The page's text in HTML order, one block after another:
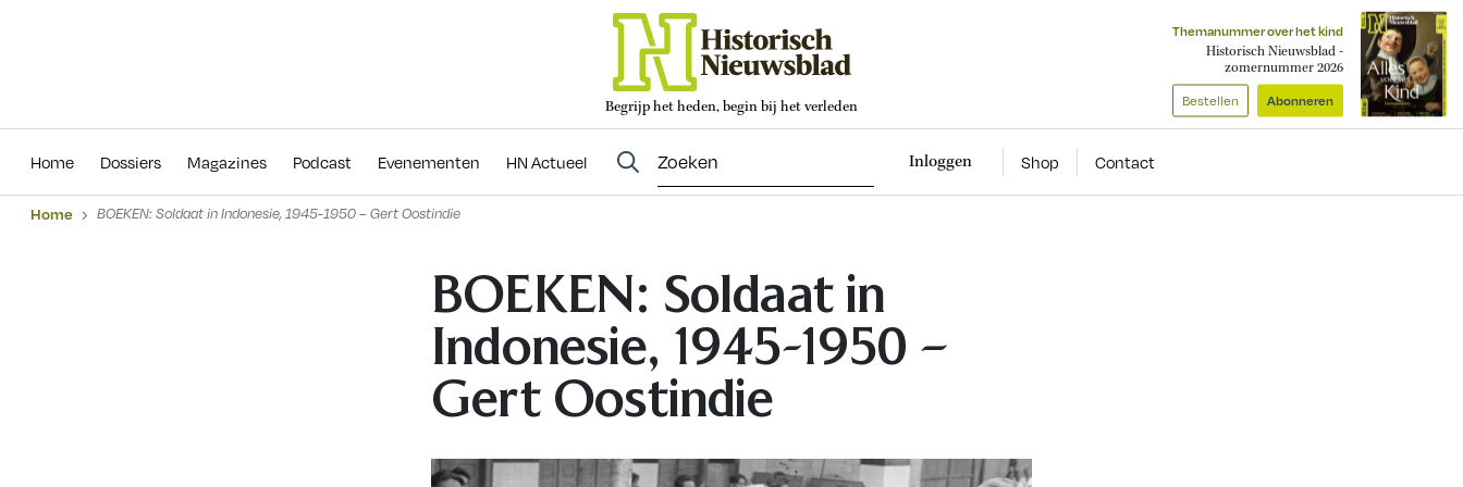
Begrijp het heden, begin bij het verleden
Themanummer over het kind
Historisch Nieuwsblad -
zomernummer 2026
Bestellen Abonneren
Home Dossiers Magazines Podcast Evenementen HN Actueel Inloggen Shop Contact
Evenementen
Home BOEKEN: Soldaat in Indonesie, 1945-1950 – Gert Oostindie
BOEKEN: Soldaat in
Indonesie, 1945-1950 –
Gert Oostindie